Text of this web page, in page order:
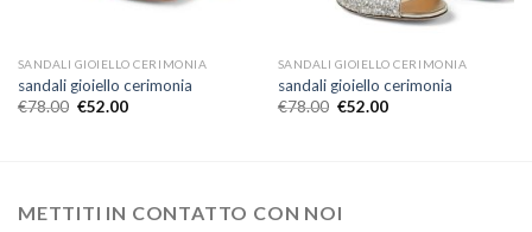
SANDALI GIOIELLO CERIMONIA
sandali gioiello cerimonia
€78.00 €52.00
SANDALI GIOIELLO CERIMONIA
sandali gioiello cerimonia
€78.00 €52.00
METTITI IN CONTATTO CON NOI